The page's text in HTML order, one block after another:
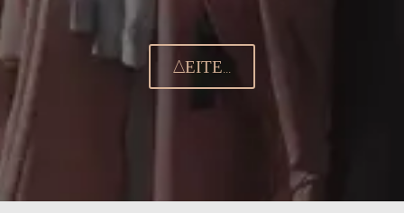
ΔΕΊΤΕ...